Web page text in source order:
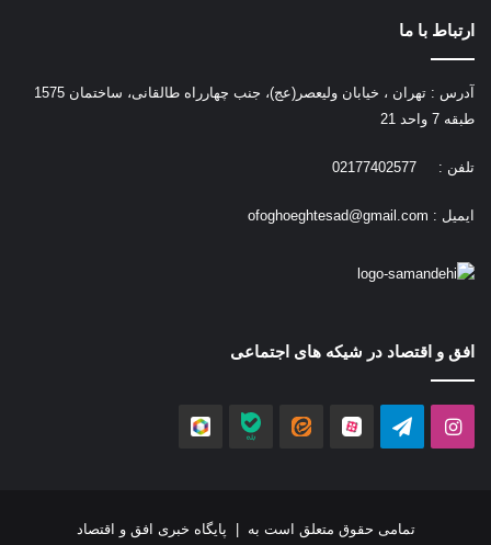
ارتباط با ما
آدرس : تهران ، خیابان ولیعصر(عج)، جنب چهارراه طالقانی، ساختمان 1575
طبقه 7 واحد 21
تلفن : 02177402577
ایمیل : ofoghoeghtesad@gmail.com
افق و اقتصاد در شیکه های اجتماعی
اینستاگرامتلگرام آپارات ایتا بله
تمامی حقوق متعلق است به | پایگاه خبری افق و اقتصاد